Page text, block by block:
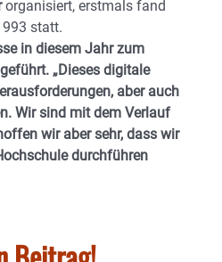
organisiert, erstmals fand
statt.
in diesem Jahr zum
„Dieses digitale
aber auch
Wir sind mit dem Verlauf
wir aber sehr, dass wir
durchführen